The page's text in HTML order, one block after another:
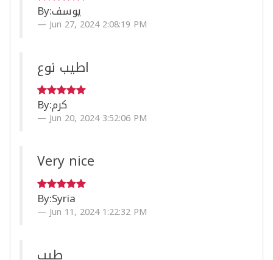
By:يوسف
Jun 27, 2024 2:08:19 PM
اطيب نوع
By:كرم
Jun 20, 2024 3:52:06 PM
Very nice
By:Syria
Jun 11, 2024 1:22:32 PM
طيب